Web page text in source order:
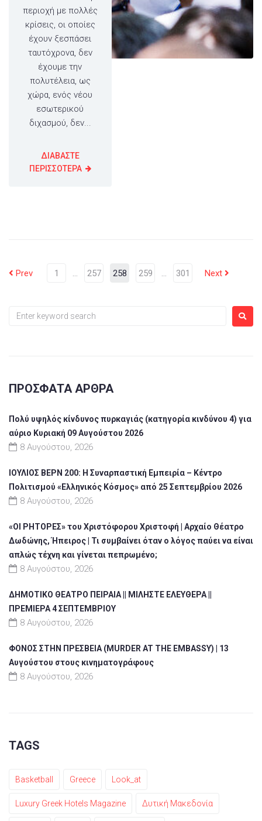
περιοχή με πολλές
κρίσεις, οι οποίες
έχουν ξεσπάσει
ταυτόχρονα, δεν
έχουμε την
πολυτέλεια, ως
χώρα, ενός νέου
εσωτερικού
διχασμού, δεν...
ΔΙΑΒΑΣΤΕ
ΠΕΡΙΣΣΟΤΕΡΑ
Prev 1 … 257 258 259 … 301 Next
ΠΡΌΣΦΑΤΑ ΆΡΘΡΑ
Πολύ υψηλός κίνδυνος πυρκαγιάς (κατηγορία κινδύνου 4) για
αύριο Κυριακή 09 Αυγούστου 2026
8 Αυγούστου, 2026
ΙΟΥΛΙΟΣ ΒΕΡΝ 200: Η Συναρπαστική Εμπειρία – Κέντρο
Πολιτισμού «Ελληνικός Κόσμος» από 25 Σεπτεμβρίου 2026
8 Αυγούστου, 2026
«ΟΙ ΡΗΤΟΡΕΣ» του Χριστόφορου Χριστοφή | Αρχαίο Θέατρο
Δωδώνης, Ήπειρος | Τι συμβαίνει όταν ο λόγος παύει να είναι
απλώς τέχνη και γίνεται πεπρωμένο;
8 Αυγούστου, 2026
ΔΗΜΟΤΙΚΟ ΘΕΑΤΡΟ ΠΕΙΡΑΙΑ || ΜΙΛΗΣΤΕ ΕΛΕΥΘΕΡΑ ||
ΠΡΕΜΙΕΡΑ 4 ΣΕΠΤΕΜΒΡΙΟΥ
8 Αυγούστου, 2026
ΦΟΝΟΣ ΣΤΗΝ ΠΡΕΣΒΕΙΑ (MURDER AT THE EMBASSY) | 13
Αυγούστου στους κινηματογράφους
8 Αυγούστου, 2026
TAGS
Basketball Greece Look_at
Luxury Greek Hotels Magazine Δυτική Μακεδονία